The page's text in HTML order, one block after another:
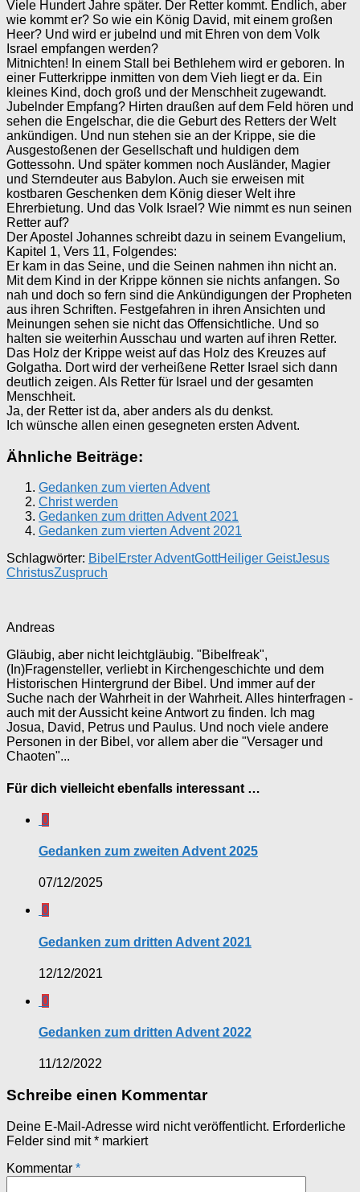
Viele Hundert Jahre später. Der Retter kommt. Endlich, aber
wie kommt er? So wie ein König David, mit einem großen
Heer? Und wird er jubelnd und mit Ehren von dem Volk
Israel empfangen werden?
Mitnichten! In einem Stall bei Bethlehem wird er geboren. In
einer Futterkrippe inmitten von dem Vieh liegt er da. Ein
kleines Kind, doch groß und der Menschheit zugewandt.
Jubelnder Empfang? Hirten draußen auf dem Feld hören und
sehen die Engelschar, die die Geburt des Retters der Welt
ankündigen. Und nun stehen sie an der Krippe, sie die
Ausgestoßenen der Gesellschaft und huldigen dem
Gottessohn. Und später kommen noch Ausländer, Magier
und Sterndeuter aus Babylon. Auch sie erweisen mit
kostbaren Geschenken dem König dieser Welt ihre
Ehrerbietung. Und das Volk Israel? Wie nimmt es nun seinen
Retter auf?
Der Apostel Johannes schreibt dazu in seinem Evangelium,
Kapitel 1, Vers 11, Folgendes:
Er kam in das Seine, und die Seinen nahmen ihn nicht an.
Mit dem Kind in der Krippe können sie nichts anfangen. So
nah und doch so fern sind die Ankündigungen der Propheten
aus ihren Schriften. Festgefahren in ihren Ansichten und
Meinungen sehen sie nicht das Offensichtliche. Und so
halten sie weiterhin Ausschau und warten auf ihren Retter.
Das Holz der Krippe weist auf das Holz des Kreuzes auf
Golgatha. Dort wird der verheißene Retter Israel sich dann
deutlich zeigen. Als Retter für Israel und der gesamten
Menschheit.
Ja, der Retter ist da, aber anders als du denkst.
Ich wünsche allen einen gesegneten ersten Advent.
Ähnliche Beiträge:
Gedanken zum vierten Advent
Christ werden
Gedanken zum dritten Advent 2021
Gedanken zum vierten Advent 2021
Schlagwörter: Bibel Erster AdventGottHeiliger GeistJesus
ChristusZuspruch
Andreas
Gläubig, aber nicht leichtgläubig. "Bibelfreak",
(In)Fragensteller, verliebt in Kirchengeschichte und dem
Historischen Hintergrund der Bibel. Und immer auf der
Suche nach der Wahrheit in der Wahrheit. Alles hinterfragen -
auch mit der Aussicht keine Antwort zu finden. Ich mag
Josua, David, Petrus und Paulus. Und noch viele andere
Personen in der Bibel, vor allem aber die "Versager und
Chaoten"...
Für dich vielleicht ebenfalls interessant …
0
Gedanken zum zweiten Advent 2025
07/12/2025
0
Gedanken zum dritten Advent 2021
12/12/2021
0
Gedanken zum dritten Advent 2022
11/12/2022
Schreibe einen Kommentar
Deine E-Mail-Adresse wird nicht veröffentlicht. Erforderliche
Felder sind mit* markiert
Kommentar *